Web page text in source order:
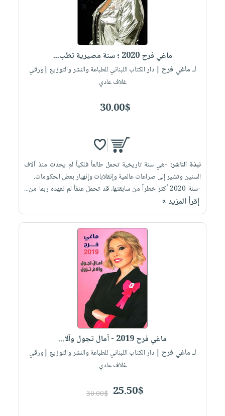
ماغي فرح 2020 ؛ سنة مصيرية تطب...
لـ ماغي فرح | دار الكتاب اللبناني للطباعة والنشر والتوزيع |ورقي
غلاف عادي
30.00$
نبذة الناشر: -هي سنة تاريخية تحمل طالعاً فلكياً لم يحدث منذ آلاف
السنين وتشير إلى صراعات عالمية وإنقلابات وإنهيار بعض الحكومات.
-سنة 2020 أكثر خطراً من سابقتها، قد تحمل عنفاً لم نعهده ربما من...
إقرأ المزيد »
ماغي فرح 2019 - آمال تجول وآلا...
لـ ماغي فرح | دار الكتاب اللبناني للطباعة والنشر والتوزيع |ورقي
غلاف عادي
25.50$
30.00$